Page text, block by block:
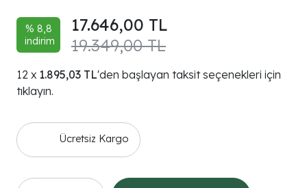
% 8,8
indirim
19.349,00 TL
17.646,00 TL
1.895,03 TL'den başlayan taksit seçenekleri için
tıklayın.
Ücretsiz Kargo